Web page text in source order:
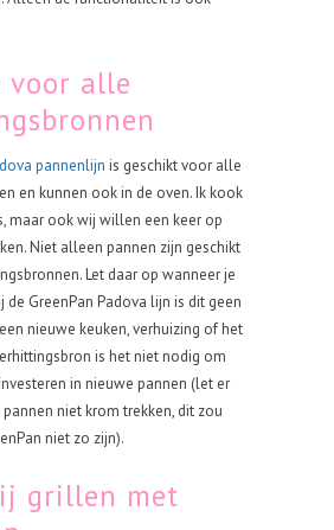
voor alle
pannenlijn is geschikt voor alle
en kunnen ook in de oven. Ik kook
maar ook wij willen een keer op
Niet alleen pannen zijn geschikt
Let daar op wanneer je
de GreenPan Padova lijn is dit geen
nieuwe keuken, verhuizing of het
is het niet nodig om
in nieuwe pannen (let er
niet krom trekken, dit zou
niet zo zijn).
grillen met